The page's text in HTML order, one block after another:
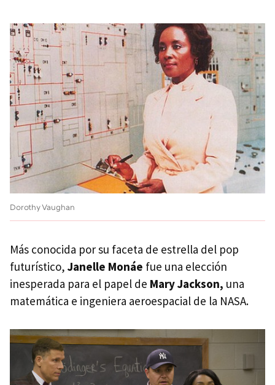
Dorothy Vaughan
Más conocida por su faceta de estrella del pop
futurístico, Janelle Monáe fue una elección
inesperada para el papel de Mary Jackson, una
matemática e ingeniera aeroespacial de la NASA.